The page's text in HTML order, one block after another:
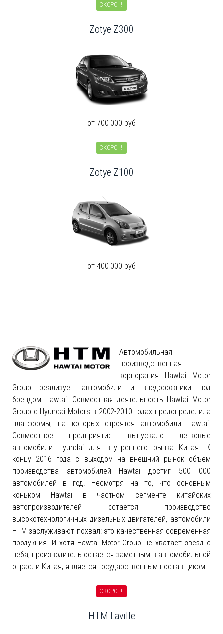
СКОРО !!!
Zotye Z300
от 700 000 руб
СКОРО !!!
Zotye Z100
от 400 000 руб
Автомобильная
производственная
корпорация Hawtai Motor
Group реализует автомобили и внедорожники под
брендом Hawtai. Совместная деятельность Hawtai Motor
Group с Hyundai Motors в 2002-2010 годах предопределила
платформы, на которых строятся автомобили Hawtai.
Совместное предприятие выпускало легковые
автомобили Hyundai для внутреннего рынка Китая. К
концу 2016 года с выходом на внешний рынок объем
производства автомобилей Hawtai достиг 500 000
автомобилей в год. Несмотря на то, что основным
коньком Hawtai в частном сегменте китайских
автопроизводителей остается производство
высокотехнологичных дизельных двигателей, автомобили
HTM заслуживают похвал: это качественная современная
продукция. И хотя Hawtai Motor Group не хватает звезд с
неба, производитель остается заметным в автомобильной
отрасли Китая, является государственным поставщиком.
СКОРО !!!
HTM Laville